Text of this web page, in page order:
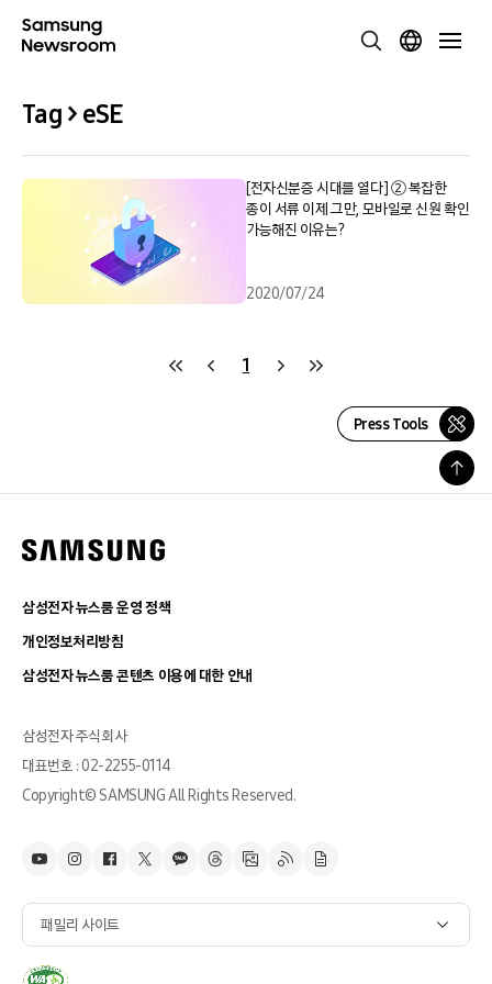
Tag > eSE
[전자신분증 시대를 열다] ② 복잡한
종이 서류 이제 그만, 모바일로 신원 확인
가능해진 이유는?
2020/07/24
1
Press Tools
삼성전자 뉴스룸 운영 정책
개인정보처리방침
삼성전자 뉴스룸 콘텐츠 이용에 대한 안내
삼성전자 주식회사
대표번호 : 02-2255-0114
Copyright© SAMSUNG All Rights Reserved.
패밀리 사이트